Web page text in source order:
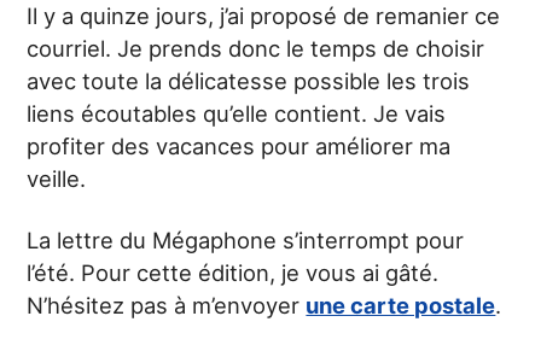
Il y a quinze jours, j’ai proposé de remanier ce
courriel. Je prends donc le temps de choisir
avec toute la délicatesse possible les trois
liens écoutables qu’elle contient. Je vais
profiter des vacances pour améliorer ma
veille.
La lettre du Mégaphone s’interrompt pour
l’été. Pour cette édition, je vous ai gâté.
N’hésitez pas à m’envoyer une carte postale.